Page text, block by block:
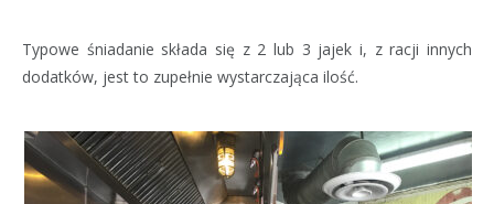
Typowe śniadanie składa się z 2 lub 3 jajek i, z racji innych
dodatków, jest to zupełnie wystarczająca ilość.